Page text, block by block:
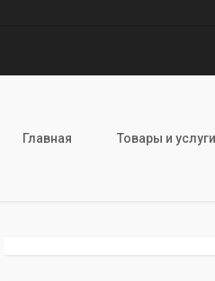
Главная Товары и услуги